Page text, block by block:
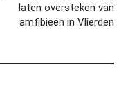
laten oversteken van
amfibieën in Vlierden